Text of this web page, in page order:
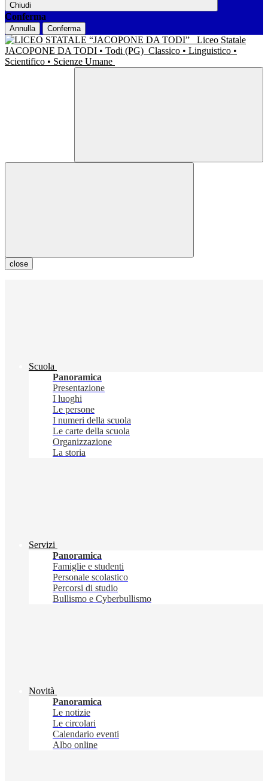
Chiudi
Conferma
Annulla Conferma
Liceo Statale
JACOPONE DA TODI • Todi (PG) Classico • Linguistico •
Scientifico • Scienze Umane
close
Scuola
Panoramica
Presentazione
I luoghi
Le persone
I numeri della scuola
Le carte della scuola
Organizzazione
La storia
Servizi
Panoramica
Famiglie e studenti
Personale scolastico
Percorsi di studio
Bullismo e Cyberbullismo
Novità
Panoramica
Le notizie
Le circolari
Calendario eventi
Albo online